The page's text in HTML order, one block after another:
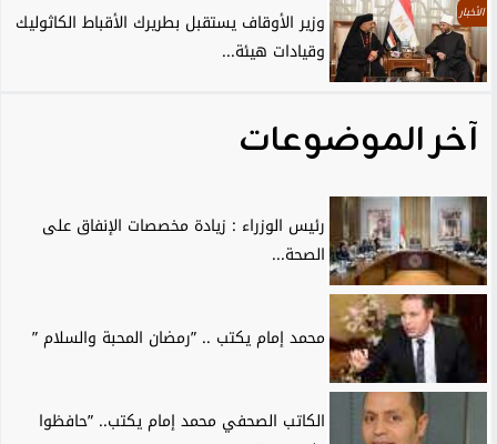
الأخبار
وزير الأوقاف يستقبل بطريرك الأقباط الكاثوليك
وقيادات هيئة...
آخر الموضوعات
رئيس الوزراء : زيادة مخصصات الإنفاق على
الصحة...
محمد إمام يكتب .. ”رمضان المحبة والسلام ”
الكاتب الصحفي محمد إمام يكتب.. ”حافظوا